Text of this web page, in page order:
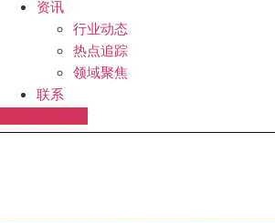
资讯
行业动态
热点追踪
领域聚焦
联系